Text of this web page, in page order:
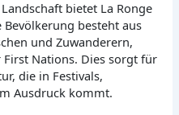
bietet La Ronge
besteht aus
und Zuwanderern,
Nations. Dies sorgt für
die in Festivals,
Ausdruck kommt.